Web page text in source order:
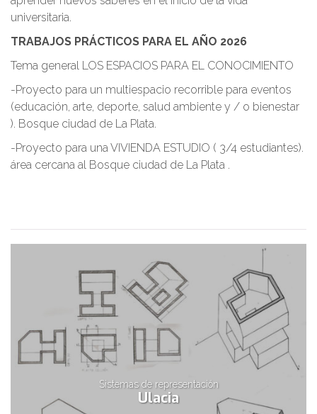
universitaria.
TRABAJOS PRÁCTICOS PARA EL AÑO 2026
Tema general LOS ESPACIOS PARA EL CONOCIMIENTO
-Proyecto para un multiespacio recorrible para eventos
(educación, arte, deporte, salud ambiente y / o bienestar
). Bosque ciudad de La Plata.
-Proyecto para una VIVIENDA ESTUDIO ( 3/4 estudiantes).
área cercana al Bosque ciudad de La Plata .
Sistemas de representación
Ulacia